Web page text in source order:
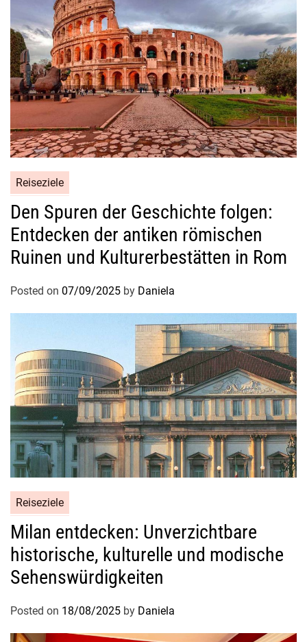
l
i
c
h
e
H
o
c
h
i
t
s
a
g
b
o
t
e
f
ü
r
e
i
n
r
a
u
m
a
f
Reiseziele
Den Spuren der Geschichte folgen:
Entdecken der antiken römischen
Ruinen und Kulturerbestätten in Rom
Posted on 07/09/2025 by Daniela
Reiseziele
Milan entdecken: Unverzichtbare
historische, kulturelle und modische
Sehenswürdigkeiten
Posted on 18/08/2025 by Daniela